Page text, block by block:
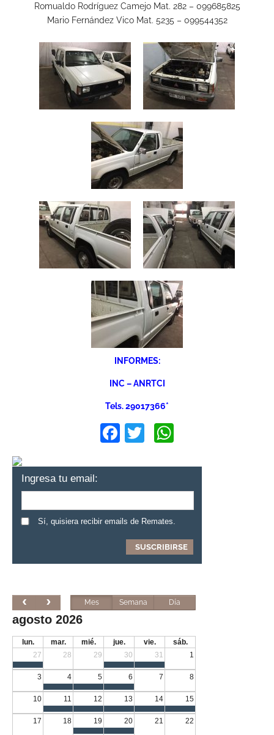
Romualdo Rodríguez Camejo Mat. 282 – 099685825
Mario Fernández Vico Mat. 5235 – 099544352
INFORMES:
INC – ANRTCI
Tels. 29017366*
Facebook
Twitter
Ingresa tu email:
Sí, quisiera recibir emails de Remates.
Mes Semana Día
agosto 2026
lun. mar. mié. jue. vie.
sáb.
27
28 29 30 31 1
3 4 5 6 7 8
10 11 12 13 14 15
17 18 19 20 21 22